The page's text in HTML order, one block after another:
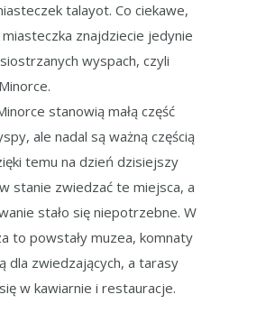
talayot. Co ciekawe,
znajdziecie jedynie
wyspach, czyli
stanowią małą część
ale nadal są ważną częścią
temu na dzień dzisiejszy
stanie zwiedzać te miejsca, a
stało się niepotrzebne. W
to powstały muzea, komnaty
dla zwiedzających, a tarasy
w kawiarnie i restauracje.